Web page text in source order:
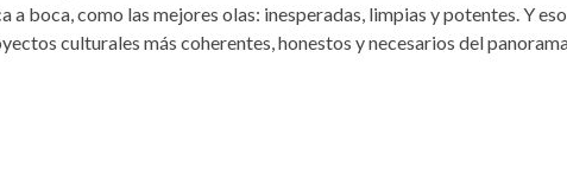
a boca, como las mejores olas: inesperadas, limpias y potentes. Y
culturales más coherentes, honestos y necesarios del